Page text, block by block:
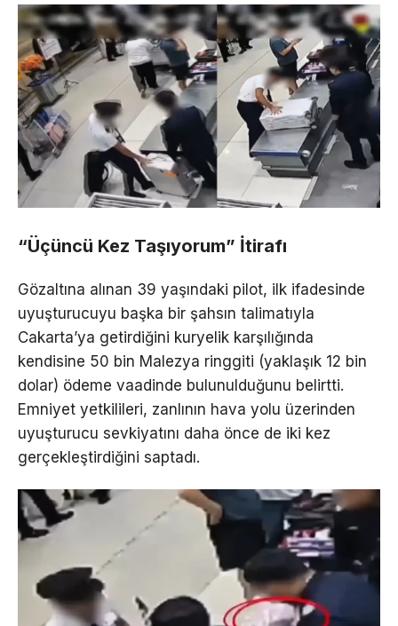
“Üçüncü Kez Taşıyorum” İtirafı
Gözaltına alınan 39 yaşındaki pilot, ilk ifadesinde
uyuşturucuyu başka bir şahsın talimatıyla
Cakarta’ya getirdiğini kuryelik karşılığında
kendisine 50 bin Malezya ringgiti (yaklaşık 12 bin
dolar) ödeme vaadinde bulunulduğunu belirtti.
Emniyet yetkilileri, zanlının hava yolu üzerinden
uyuşturucu sevkiyatını daha önce de iki kez
gerçekleştirdiğini saptadı.